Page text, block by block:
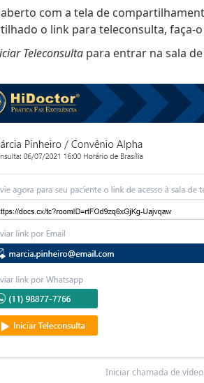
com a tela de
o link para teleconsulta, faça-
Teleconsulta para entrar na sala
Iniciar chamada de vídeo